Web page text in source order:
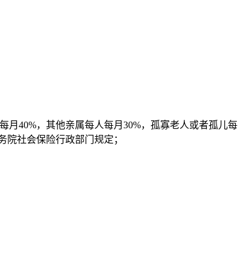
月40%，其他亲属每人每月30%，孤寡老人或者孤儿每
社会保险行政部门规定；